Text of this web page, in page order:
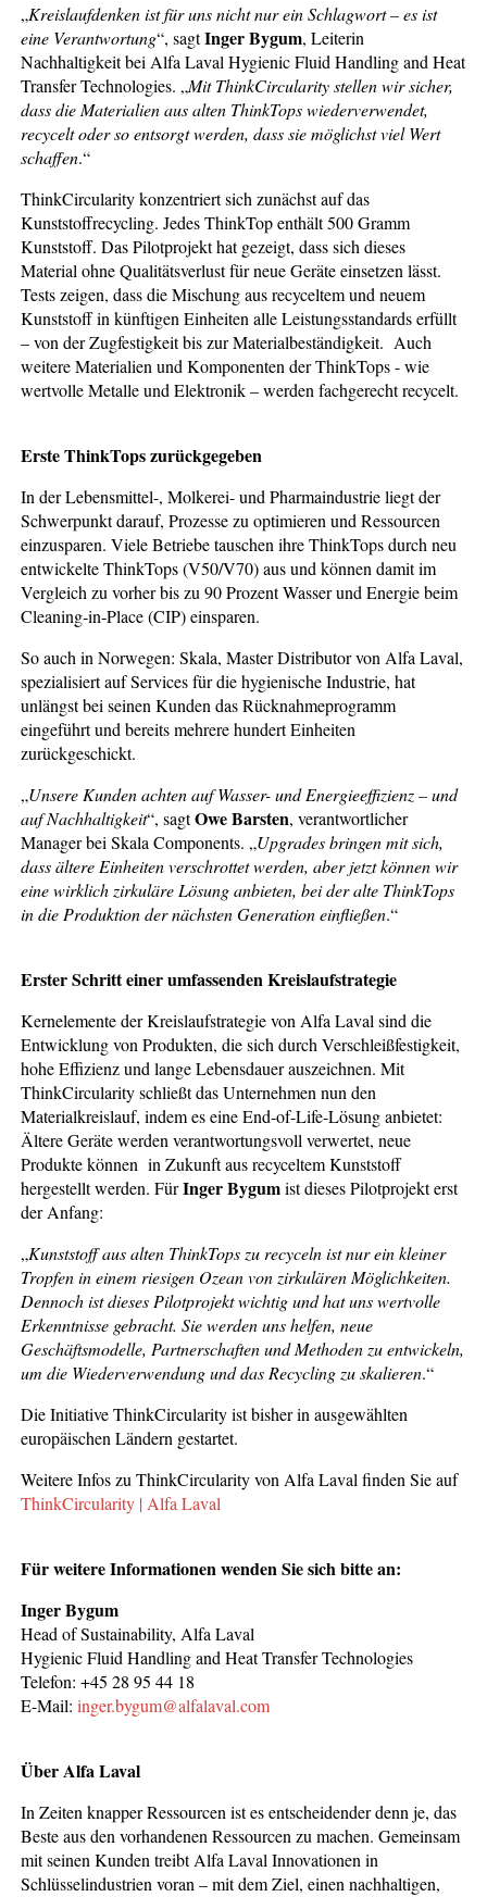
„Kreislaufdenken ist für uns nicht nur ein Schlagwort – es ist
eine Verantwortung“, sagtInger Bygum, Leiterin
Nachhaltigkeit bei Alfa Laval Hygienic Fluid Handling and Heat
Transfer Technologies. „Mit ThinkCircularity stellen wir sicher,
dass die Materialien aus alten ThinkTops wiederverwendet,
recycelt oder so entsorgt werden, dass sie möglichst viel Wert
schaffen.“
ThinkCircularity konzentriert sich zunächst auf das
Kunststoffrecycling. Jedes ThinkTop enthält 500 Gramm
Kunststoff. Das Pilotprojekt hat gezeigt, dass sich dieses
Material ohne Qualitätsverlust für neue Geräte einsetzen lässt.
Tests zeigen, dass die Mischung aus recyceltem und neuem
Kunststoff in künftigen Einheiten alle Leistungsstandards erfüllt
– von der Zugfestigkeit bis zur Materialbeständigkeit. Auch
weitere Materialien und Komponenten der ThinkTops - wie
wertvolle Metalle und Elektronik – werden fachgerecht recycelt.
Erste ThinkTops zurückgegeben
In der Lebensmittel-, Molkerei- und Pharmaindustrie liegt der
Schwerpunkt darauf, Prozesse zu optimieren und Ressourcen
einzusparen. Viele Betriebe tauschen ihre ThinkTops durch neu
entwickelte ThinkTops (V50/V70) aus und können damit im
Vergleich zu vorher bis zu 90 Prozent Wasser und Energie beim
Cleaning‑in‑Place (CIP) einsparen.
So auch in Norwegen: Skala, Master Distributor von Alfa Laval,
spezialisiert auf Services für die hygienische Industrie, hat
unlängst bei seinen Kunden das Rücknahmeprogramm
eingeführt und bereits mehrere hundert Einheiten
zurückgeschickt.
„Unsere Kunden achten auf Wasser- und Energieeffizienz – und
auf Nachhaltigkeit“, sagtOwe Barsten, verantwortlicher
Manager bei Skala Components. „Upgrades bringen mit sich,
dass ältere Einheiten verschrottet werden, aber jetzt können wir
eine wirklich zirkuläre Lösung anbieten, bei der alte ThinkTops
in die Produktion der nächsten Generation einfließen.“
Erster Schritt einer umfassenden Kreislaufstrategie
Kernelemente der Kreislaufstrategie von Alfa Laval sind die
Entwicklung von Produkten, die sich durch Verschleißfestigkeit,
hohe Effizienz und lange Lebensdauer auszeichnen. Mit
ThinkCircularity schließt das Unternehmen nun den
Materialkreislauf, indem es eine End-of-Life-Lösung anbietet:
Ältere Geräte werden verantwortungsvoll verwertet, neue
Produkte können in Zukunft aus recyceltem Kunststoff
hergestellt werden. FürInger Bygumist dieses Pilotprojekt erst
der Anfang:
„Kunststoff aus alten ThinkTops zu recyceln ist nur ein kleiner
Tropfen in einem riesigen Ozean von zirkulären Möglichkeiten.
Dennoch ist dieses Pilotprojekt wichtig und hat uns wertvolle
Erkenntnisse gebracht. Sie werden uns helfen, neue
Geschäftsmodelle, Partnerschaften und Methoden zu entwickeln,
um die Wiederverwendung und das Recycling zu skalieren.“
Die Initiative ThinkCircularity ist bisher in ausgewählten
europäischen Ländern gestartet.
Weitere Infos zu ThinkCircularity von Alfa Laval finden Sie auf
ThinkCircularity | Alfa Laval
Für weitere Informationen wenden Sie sich bitte an:
Inger Bygum
Head of Sustainability, Alfa Laval
Hygienic Fluid Handling and Heat Transfer Technologies
Telefon: +45 28 95 44 18
E-Mail:inger.bygum@alfalaval.com
Über Alfa Laval
In Zeiten knapper Ressourcen ist es entscheidender denn je, das
Beste aus den vorhandenen Ressourcen zu machen. Gemeinsam
mit seinen Kunden treibt Alfa Laval Innovationen in
Schlüsselindustrien voran – mit dem Ziel, einen nachhaltigen,